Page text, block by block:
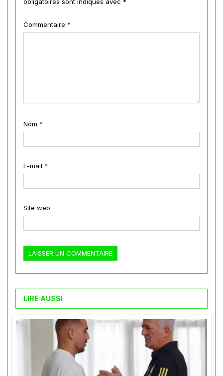
Commentaire *
Nom *
E-mail *
Site web
LIRE AUSSI